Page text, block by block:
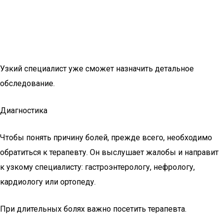
Узкий специалист уже сможет назначить детальное
обследование.
Диагностика
Чтобы понять причину болей, прежде всего, необходимо
обратиться к терапевту. Он выслушает жалобы и направит
к узкому специалисту: гастроэнтерологу, нефрологу,
кардиологу или ортопеду.
При длительных болях важно посетить терапевта.